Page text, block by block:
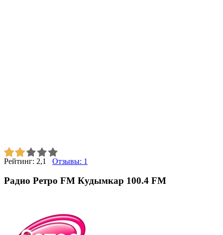
Рейтинг: 2,1 Отзывы: 1
Радио Ретро FM Кудымкар 100.4 FM